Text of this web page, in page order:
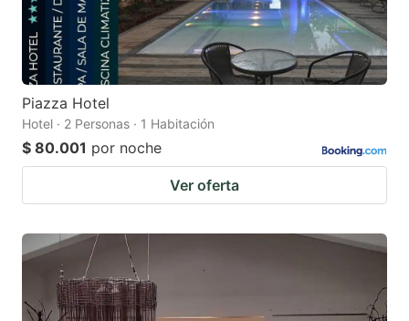
Piazza Hotel
Hotel · 2 Personas · 1 Habitación
$ 80.001 por noche
Ver oferta